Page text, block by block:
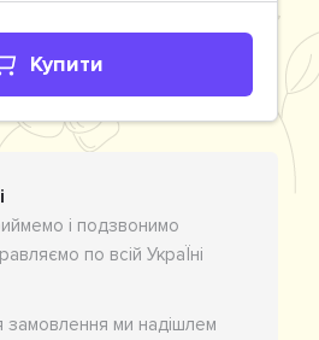
Купити
і подзвонимо
по всій УкраЇні
замовлення ми надішлем